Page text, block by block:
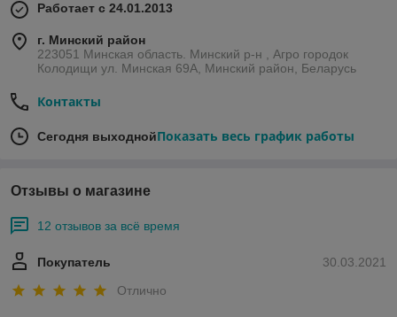
Работает с 24.01.2013
г. Минский район
223051 Минская область. Минский р-н , Агро городок
Колодищи ул. Минская 69А, Минский район, Беларусь
Контакты
Сегодня выходнойПоказать весь график работы
Отзывы о магазине
12 отзывов за всё время
30.03.2021
Покупатель
Отлично